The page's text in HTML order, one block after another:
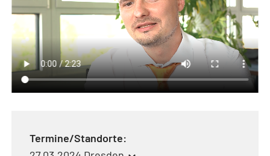
Termine/Standorte: